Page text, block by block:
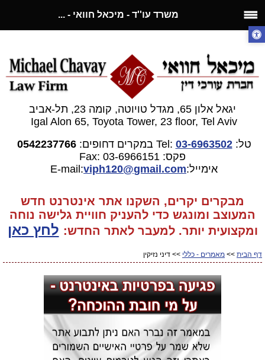
משרד עו''ד - מיכאל חוואי - ...
יגאל אלון 65, מגדל טויוטה, קומה 23, תל-אביב
Igal Alon 65, Toyota Tower, 23 floor, Tel Aviv
טל:03-6963502
Tel: במקרים דחופים:0542237766
פקס: 03-6966151
Fax:
אימייל:E-mail:
viph120@gmail.com
מבקרים יקרים, השקנו אתר אינטרנט חדש
המעוצב ומונגש כדי להעניק חוויית גלישה נוחה
ומקצועית יותר. למעבר לאתר החדש: לחץ כאן
דף הבית >> מאמרים - כללי >> דיני נזיקין